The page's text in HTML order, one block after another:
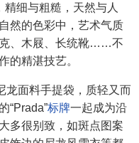
细与粗糙，天然与人
然的色彩中，艺术气质
、木屐、长统靴……不
的精湛技艺。
面料手提袋，质轻又而
“Prada”标牌一起成为沿
多很别致，如斑点图案